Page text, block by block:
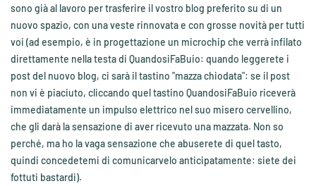
sono già al lavoro per trasferire il vostro blog preferito su di un
nuovo spazio, con una veste rinnovata e con grosse novità per tutti
voi (ad esempio, è in progettazione un microchip che verrà infilato
direttamente nella testa di QuandosiFaBuio: quando leggerete i
post del nuovo blog, ci sarà il tastino "mazza chiodata": se il post
non vi è piaciuto, cliccando quel tastino QuandosiFaBuio riceverà
immediatamente un impulso elettrico nel suo misero cervellino,
che gli darà la sensazione di aver ricevuto una mazzata. Non so
perché, ma ho la vaga sensazione che abuserete di quel tasto,
quindi concedetemi di comunicarvelo anticipatamente: siete dei
fottuti bastardi).